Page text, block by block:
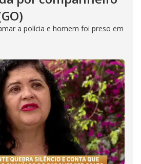
a polícia e homem foi preso em